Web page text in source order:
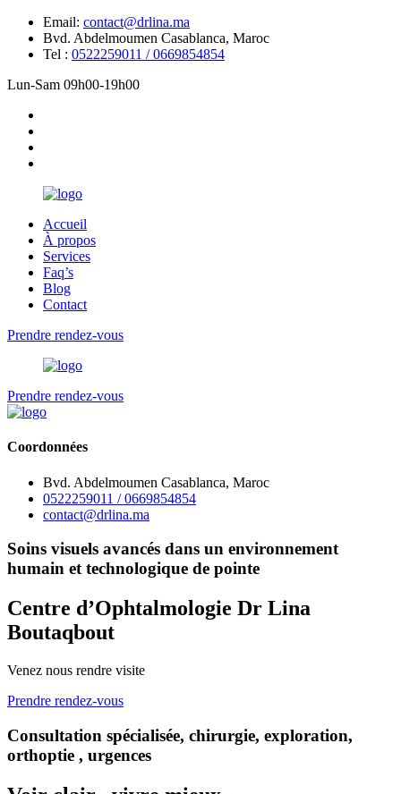
Email: contact@drlina.ma
Bvd. Abdelmoumen Casablanca, Maroc
Tel : 0522259011 / 0669854854
Lun-Sam 09h00-19h00
Accueil
À propos
Services
Faq’s
Blog
Contact
Prendre rendez-vous
Prendre rendez-vous
Coordonnées
Bvd. Abdelmoumen Casablanca, Maroc
0522259011 / 0669854854
contact@drlina.ma
Soins visuels avancés dans un environnement
humain et technologique de pointe
Centre d’Ophtalmologie Dr Lina
Boutaqbout
Venez nous rendre visite
Prendre rendez-vous
Consultation spécialisée, chirurgie, exploration,
orthoptie , urgences